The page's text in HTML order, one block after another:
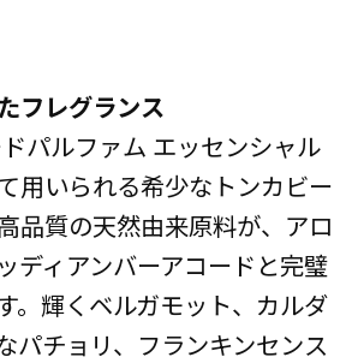
フレグランス
パルファム エッセンシャル
用いられる希少なトンカビー
品質の天然由来原料が、アロ
ディアンバーアコードと完璧
。輝くベルガモット、カルダ
パチョリ、フランキンセンス